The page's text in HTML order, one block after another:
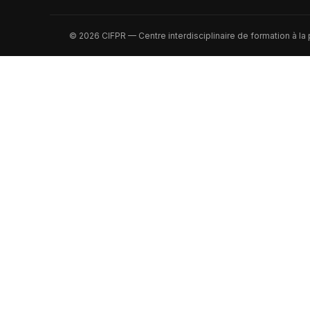
© 2026 CIFPR — Centre interdisciplinaire de formation à la